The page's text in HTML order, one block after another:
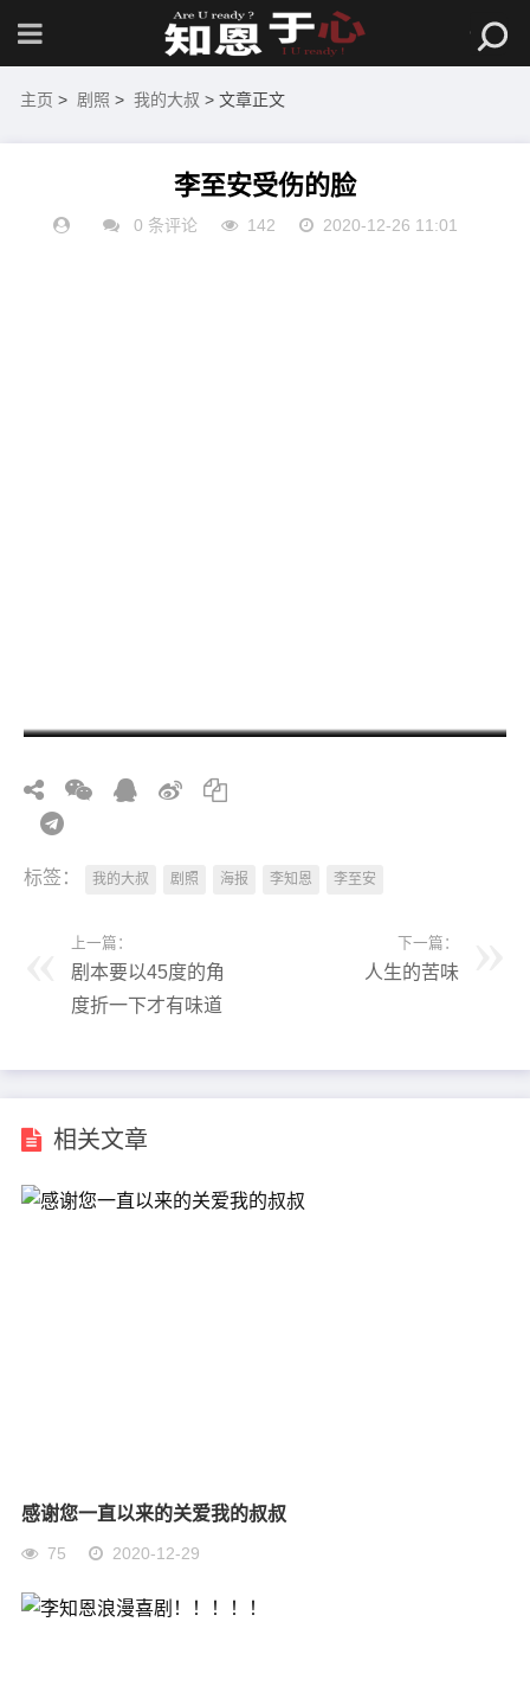
主页 > 剧照 > 我的大叔 > 文章正文
李至安受伤的脸
0 条评论 142 2020-12-26 11:01
标签： 我的大叔 剧照 海报 李知恩 李至安
上一篇：
剧本要以45度的角
度折一下才有味道
下一篇：
人生的苦味
相关文章
感谢您一直以来的关爱我的叔叔
75 2020-12-29